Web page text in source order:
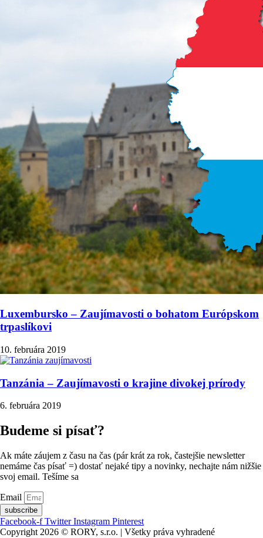
Luxembursko – Zaujímavosti o bohatom Európskom
trpaslíkovi
10. februára 2019
Tanzánia – Zaujímavosti o krajine divokej prírody
6. februára 2019
Budeme si písať?
Ak máte záujem z času na čas (pár krát za rok, častejšie newsletter
nemáme čas písať =) dostať nejaké tipy a novinky, nechajte nám nižšie
svoj email. Tešíme sa
Email
subscribe
Facebook-f Twitter Instagram Pinterest
Copyright 2026 © RORY, s.r.o. | Všetky práva vyhradené